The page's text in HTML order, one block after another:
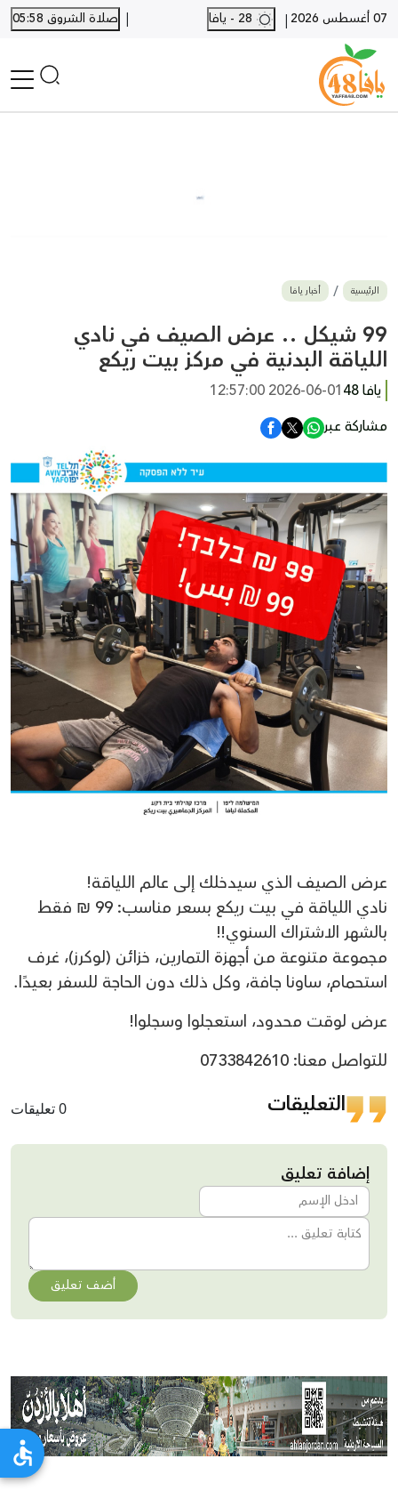
07 أغسطس 2026 |
| صلاة الشروق 05:58
بيع وشراء
أخبار القدس
وفيات
المزيد
ارسل خبر
الرئيسية أخبار يافا
99 شيكل .. عرض الصيف في نادي
اللياقة البدنية في مركز بيت ريكع
يافا 48
2026-06-01 12:57:00
مشاركة عبر
عرض الصيف الذي سيدخلك إلى عالم اللياقة!
نادي اللياقة في بيت ريكع بسعر مناسب: 99 ₪ فقط
بالشهر الاشتراك السنوي!!
مجموعة متنوعة من أجهزة التمارين، خزائن (لوكرز)، غرف
استحمام، ساونا جافة، وكل ذلك دون الحاجة للسفر بعيدًا.
عرض لوقت محدود، استعجلوا وسجلوا!
للتواصل معنا: 0733842610
التعليقات 0 تعليقات
إضافة تعليق
أضف تعليق